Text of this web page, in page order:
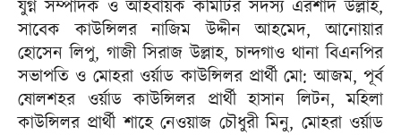
যুগ্ন সম্পাদক ও আহবায়ক কমিটির সদস্য এরশাদ উল্লাহ,
সাবেক কাউন্সিলর নাজিম উদ্দীন আহমেদ, আনোয়ার
হোসেন লিপু, গাজী সিরাজ উল্লাহ, চান্দগাও থানা বিএনপির
সভাপতি ও মোহরা ওর্য়াড কাউন্সিলর প্রার্থী মো: আজম, পূর্ব
ষোলশহর ওর্য়াড কাউন্সিলর প্রার্থী হাসান লিটন, মহিলা
কাউন্সিলর প্রার্থী শাহে নেওয়াজ চৌধুরী মিনু, মোহরা ওর্য়াড